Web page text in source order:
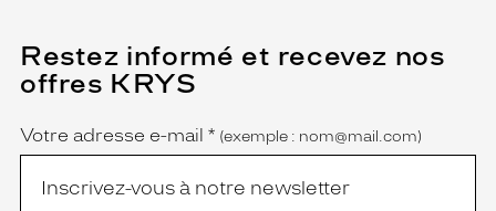
Restez informé et recevez nos
offres KRYS
Name
Votre adresse e-mail *
(Ce
champ
est
obligatoire)
(exemple : nom@mail.com)